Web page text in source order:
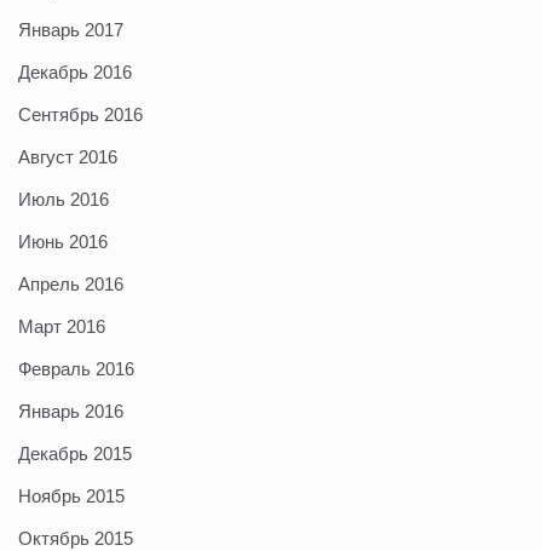
Январь 2017
Декабрь 2016
Сентябрь 2016
Август 2016
Июль 2016
Июнь 2016
Апрель 2016
Март 2016
Февраль 2016
Январь 2016
Декабрь 2015
Ноябрь 2015
Октябрь 2015